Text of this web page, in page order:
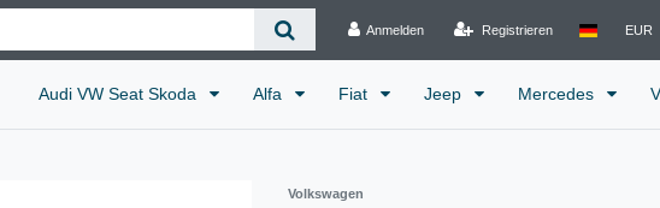
Anmelden Registrieren EUR
Audi VW Seat Skoda Alfa Fiat Jeep Mercedes
Volkswagen